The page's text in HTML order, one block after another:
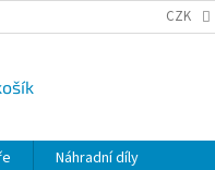
CZK
Náhradní díly